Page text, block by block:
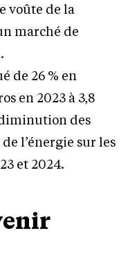
voûte de la
marché de
de 26 % en
en 2023 à 3,8
des
l’énergie sur les
et 2024.